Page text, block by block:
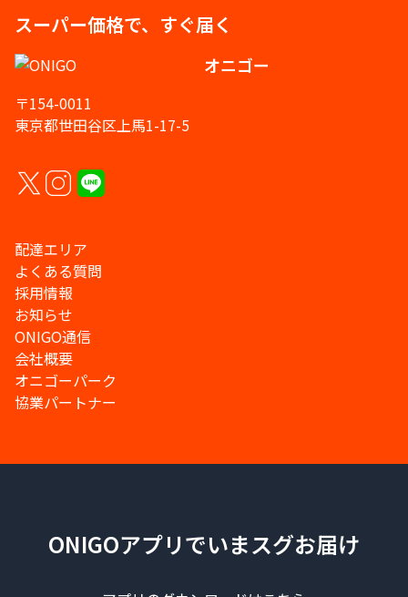
スーパー価格で、すぐ届く
オニゴー
〒154-0011
東京都世田谷区上馬1-17-5
配達エリア
よくある質問
採用情報
お知らせ
ONIGO通信
会社概要
オニゴーパーク
協業パートナー
ONIGOアプリでいまスグお届け